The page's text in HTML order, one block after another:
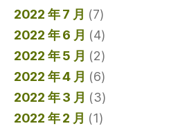
2022 年 7 月 (7)
2022 年 6 月 (4)
2022 年 5 月 (2)
2022 年 4 月 (6)
2022 年 3 月 (3)
2022 年 2 月 (1)